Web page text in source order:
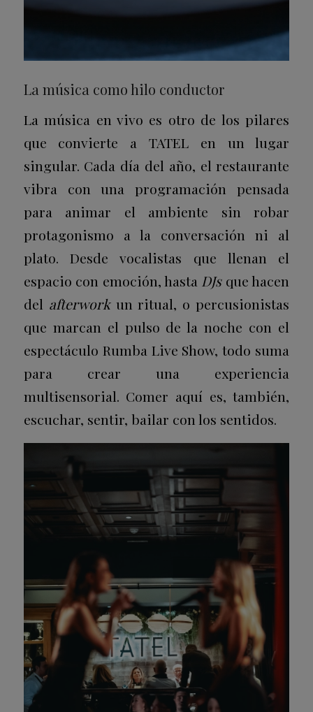
La música como hilo conductor
La música en vivo es otro de los pilares
que convierte a TATEL en un lugar
singular. Cada día del año, el restaurante
vibra con una programación pensada
para animar el ambiente sin robar
protagonismo a la conversación ni al
plato. Desde vocalistas que llenan el
espacio con emoción, hasta DJsque hacen
del afterworkun ritual, o percusionistas
que marcan el pulso de la noche con el
espectáculo Rumba Live Show, todo suma
para crear una experiencia
multisensorial. Comer aquí es, también,
escuchar, sentir, bailar con los sentidos.